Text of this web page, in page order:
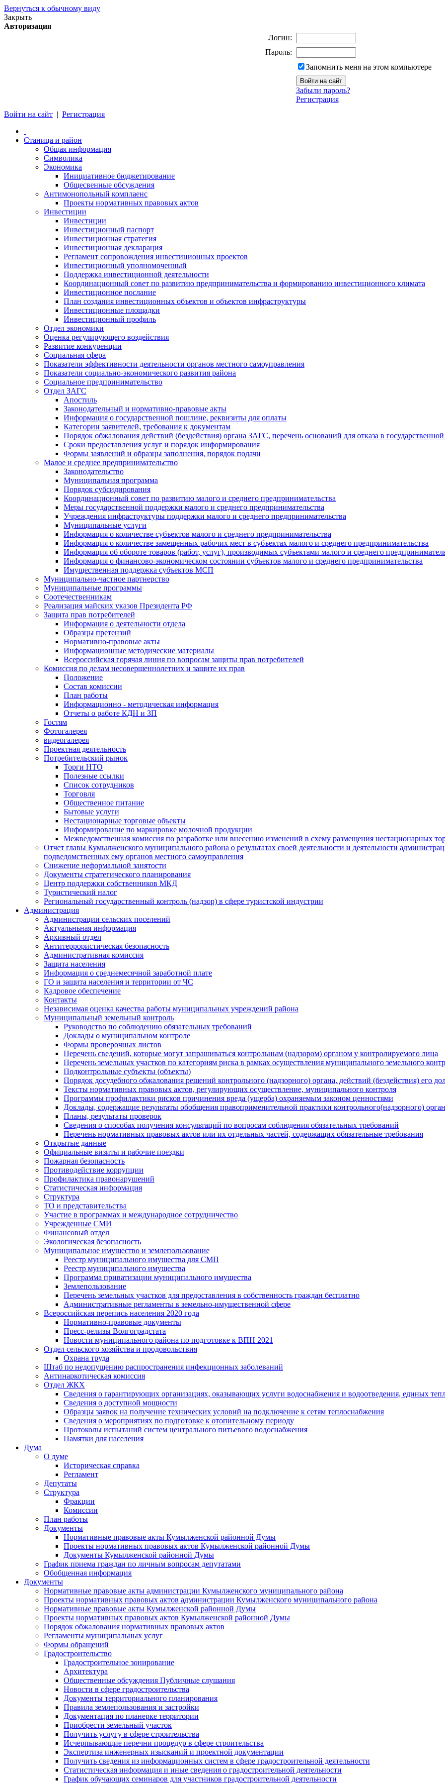
Вернуться к обычному виду
Закрыть
Авторизация
Логин:
Пароль:
Запомнить меня на этом компьютере
Забыли пароль?
Регистрация
Войти на сайт | Регистрация
Станица и район
Общая информация
Символика
Экономика
Инициативное бюджетирование
Общесвенные обсуждения
Антимонопольный комплаенс
Проекты нормативных правовых актов
Инвестиции
Инвестиции
Инвестиционный паспорт
Инвестиционная стратегия
Инвестиционная декларация
Регламент сопровождения инвестиционных проектов
Инвестиционный уполномоченный
Поддержка инвестиционной деятельности
Координационный совет по развитию предпринимательства и формированию инвестиционного климата
Инвестиционное послание
План создания инвестиционных объектов и объектов инфраструктуры
Инвестиционные площадки
Инвестиционный профиль
Отдел экономики
Оценка регулирующего воздействия
Развитие конкуренции
Социальная сфера
Показатели эффективности деятельности органов местного самоуправления
Показатели социально-экономического развития района
Социальное предпринимательство
Отдел ЗАГС
Апостиль
Законодательный и нормативно-правовые акты
Информация о государственной пошлине, реквизиты для оплаты
Категории заявителей, требования к документам
Порядок обжалования действий (бездействия) органа ЗАГС, перечень оснований для отказа в
Сроки предоставления услуг и порядок информирования
Формы заявлений и образцы заполнения, порядок подачи
Малое и среднее предпринимательство
Законодательство
Муниципальная программа
Порядок субсидирования
Координационный совет по развитию малого и среднего предпринимательства
Меры государственной поддержки малого и среднего предпринимательства
Учреждения инфраструктуры поддержки малого и среднего предпринимательства
Муниципальные услуги
Информация о количестве субъектов малого и среднего предпринимательства
Информация о количестве замещенных рабочих мест в субъектах малого и среднего предпринимательства
Информация об обороте товаров (работ, услуг), производимых субъектами малого и среднего
Информация о финансово-экономическом состоянии субъектов малого и среднего предпринимательства
Имущественная поддержка субъектов МСП
Муниципально-частное партнерство
Муниципальные программы
Соотечественникам
Реализация майских указов Президента РФ
Защита прав потребителей
Информация о деятельности отдела
Образцы претензий
Нормативно-правовые акты
Информационные методические материалы
Всероссийская горячая линия по вопросам защиты прав потребителей
Комиссия по делам несовершеннолетних и защите их прав
Положение
Состав комиссии
План работы
Информационно - методическая информация
Отчеты о работе КДН и ЗП
Гостям
Фотогалерея
видеогалерея
Проектная деятельность
Потребительский рынок
Торги НТО
Полезные ссылки
Список сотрудников
Торговля
Общественное питание
Бытовые услуги
Нестационарные торговые объекты
Информирование по маркировке молочной продукции
Межведомственная комиссия по разработке или внесению изменений в схему размещения нестационарных
Отчет главы Кумылженского муниципального района о результатах своей деятельности и деятельности
подведомственных ему органов местного самоуправления
Снижение неформальной занятости
Документы стратегического планирования
Центр поддержки собственников МКД
Туристический налог
Региональный государственный контроль (надзор) в сфере туристской индустрии
Администрация
Администрации сельских поселений
Актуальньная информация
Архивный отдел
Антитеррористическая безопасность
Административная комиссия
Защита населения
Информация о среднемесячной заработной плате
ГО и защита населения и территории от ЧС
Кадровое обеспечение
Контакты
Независимая оценка качества работы муниципальных учреждений района
Муниципальный земельный контроль
Руководство по соблюдению обязательных требований
Доклады о муниципальном контроле
Формы проверочных листов
Перечень сведений, которые могут запрашиваться контрольным (надзором) органом у контролируемого лица
Перечень земельных участков по категориям риска в рамках осуществления муниципального земельного
Подконтрольные субъекты (объекты)
Порядок досудебного обжалования решений контрольного (надзорного) органа, действий (бездействия) его
Тексты нормативных правовых актов, регулирующих осуществление, муниципального контроля
Программы профилактики рисков причинения вреда (ущерба) охраняемым законом ценностями
Доклады, содержащие результаты обобщения правоприменительной практики контрольного(надзорного)
Планы, результаты проверок
Сведения о способах получения консультаций по вопросам соблюдения обязательных требований
Перечень нормативных правовых актов или их отдельных частей, содержащих обязательные требования
Открытые данные
Официальные визиты и рабочие поездки
Пожарная безопасность
Противодействие коррупции
Профилактика правонарушений
Статистическая информация
Структура
ТО и представительства
Участие в программах и международное сотрудничество
Учрежденные СМИ
Финансовый отдел
Экологическая безопасность
Муниципальное имущество и землепользование
Реестр муниципального имущества для СМП
Реестр муниципального имущества
Программа приватизации муниципального имущества
Землепользование
Перечень земельных участков для предоставления в собственность граждан бесплатно
Административные регламенты в земельно-имущественной сфере
Всероссийская перепись населения 2020 года
Нормативно-правовые документы
Пресс-релизы Волгоградстата
Новости муниципального района по подготовке к ВПН 2021
Отдел сельского хозяйства и продовольствия
Охрана труда
Штаб по недопущению распространения инфекционных заболеваний
Антинаркотическая комиссия
Отдел ЖКХ
Сведения о гарантирующих организациях, оказывающих услуги водоснабжения и водоотведения, единых
Сведения о доступной мощности
Образцы заявок на получение технических условий на подключение к сетям теплоснабжения
Сведения о мероприятиях по подготовке к отопительному периоду
Протоколы испытаний систем центрального питьевого водоснабжения
Памятки для населения
Дума
О думе
Историческая справка
Регламент
Депутаты
Структура
Фракции
Комиссии
План работы
Документы
Нормативные правовые акты Кумылженской районной Думы
Проекты нормативных правовых актов Кумылженской районной Думы
Документы Кумылженской районной Думы
График приема граждан по личным вопросам депутатами
Обобщенная информация
Документы
Нормативные правовые акты администрации Кумылженского муниципального района
Проекты нормативных правовых актов администрации Кумылженского муниципального района
Нормативные правовые акты Кумылженской районной Думы
Проекты нормативных правовых актов Кумылженской районной Думы
Порядок обжалования нормативных правовых актов
Регламенты муниципальных услуг
Формы обращений
Градостроительство
Градостроительное зонирование
Архитектура
Общественные обсуждения Публичные слушания
Новости в сфере градостроительства
Документы территориального планирования
Правила землепользования и застройки
Документация по планерке территории
Приобрести земельный участок
Получить услугу в сфере строительства
Исчерпывающие перечни процедур в сфере строительства
Экспертиза инженерных изысканий и проектной документации
Получить сведения из информационных систем в сфере градостроительной деятельности
Статистическая информация и иные сведения о градостроительной деятельности
График обучающих семинаров для участников градостроительной деятельности